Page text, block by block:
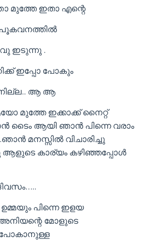
മുത്തേ ഇതാ എന്റെ
പൂകവനത്തിൽ
ഇടുന്നു .
ഇപ്പോ പോകും
ആ ആ
മുത്തേ ഇക്കാക്ക് നൈറ്റ്
ടൈം ആയി ഞാൻ പിന്നെ വരാം
മനസ്സിൽ വിചാരിച്ചു
കാര്യം കഴിഞ്ഞപ്പോൾ
ഉമ്മയും പിന്നെ ഇളയ
മോളുടെ